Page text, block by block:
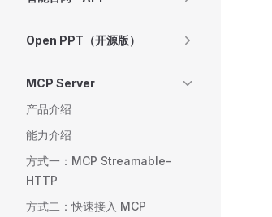
Open PPT（开源版）
MCP Server
产品介绍
能力介绍
方式一：MCP Streamable-
HTTP
方式二：快速接入 MCP